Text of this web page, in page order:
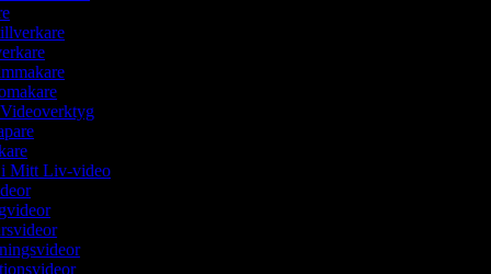
Videoverktyg
i Mitt Liv-video